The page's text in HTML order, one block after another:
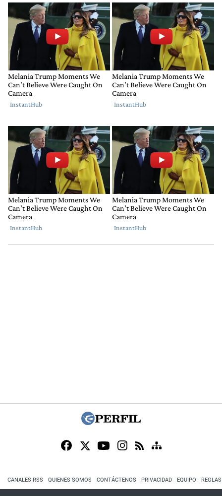
CANALES RSS QUIENES SOMOS CONTÁCTENOS PRIVACIDAD EQUIPO